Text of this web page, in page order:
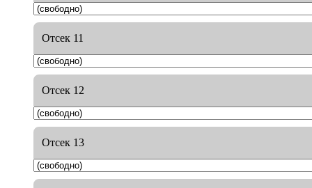
Отсек 11
Отсек 12
Отсек 13